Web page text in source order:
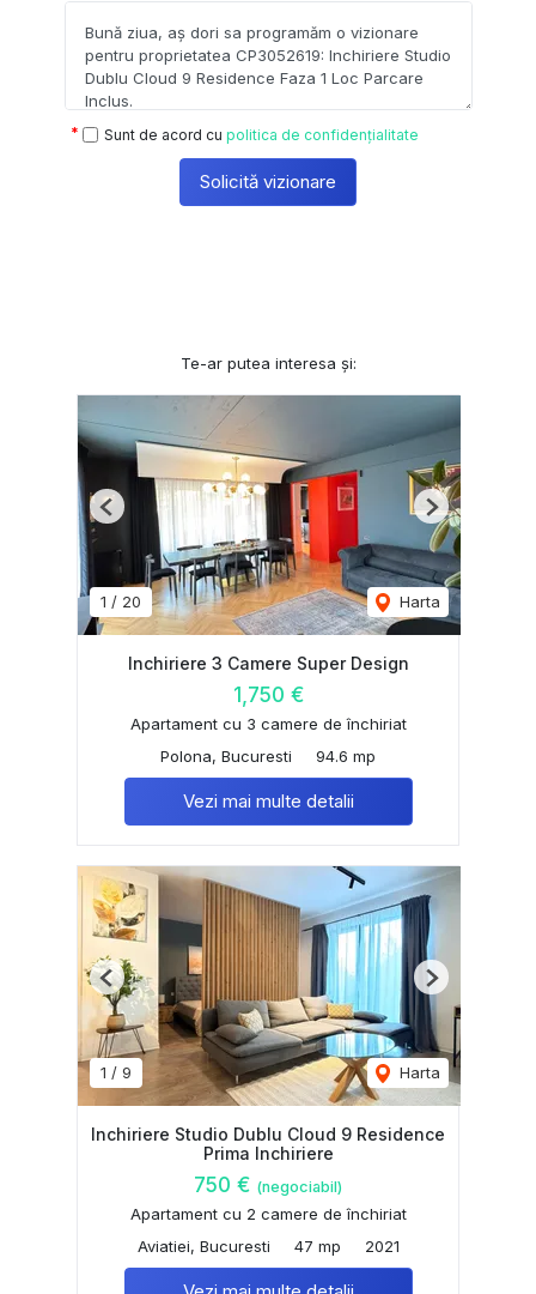
Sunt de acord cu politica de confidențialitate
Solicită vizionare
Te-ar putea interesa și:
1 / 20 Harta
Previous Next
Inchiriere 3 Camere Super Design
1,750 €
Apartament cu 3 camere de închiriat
Polona, Bucuresti
94.6 mp
Vezi mai multe detalii
1 / 9 Harta
Previous Next
Inchiriere Studio Dublu Cloud 9 Residence
Prima Inchiriere
750 € (negociabil)
Apartament cu 2 camere de închiriat
Aviatiei, Bucuresti
47 mp 2021